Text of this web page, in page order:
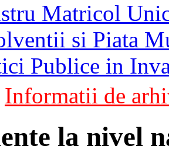
Matricol
si Piata
Publice in
Informatii de
la nivel